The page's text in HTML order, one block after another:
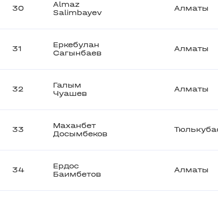
30
Almaz
Salimbayev
Алматы
31
Еркебулан
Сагынбаев
Алматы
32
Галым
Чуашев
Алматы
33
Маханбет
Досымбеков
34
Ердос
Баимбетов
Алматы